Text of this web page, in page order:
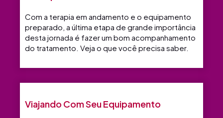
Com a terapia em andamento e o equipamento
preparado, a última etapa de grande importância
desta jornada é fazer um bom acompanhamento
do tratamento. Veja o que você precisa saber.
Viajando Com Seu Equipamento